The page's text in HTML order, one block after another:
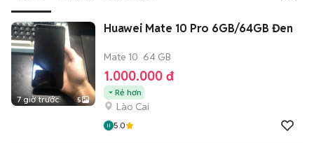
7 giờ trước 5
Huawei Mate 10 Pro 6GB/64GB Đen
Mate 10 64 GB
1.000.000 đ
Rẻ hơn
Lào Cai
5.0